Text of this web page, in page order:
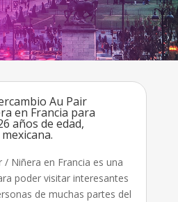
Au Pair
en Francia para
años de edad,
/ Niñera en Francia es una
poder visitar interesantes
de muchas partes del